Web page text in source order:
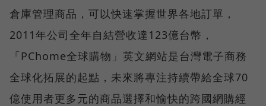
倉庫管理商品，可以快速掌握世界各地訂單，
2011年公司全年自結營收達123億台幣，
「PChome全球購物」英文網站是台灣電子商務
全球化拓展的起點，未來將專注持續帶給全球70
億使用者更多元的商品選擇和愉快的跨國網購經